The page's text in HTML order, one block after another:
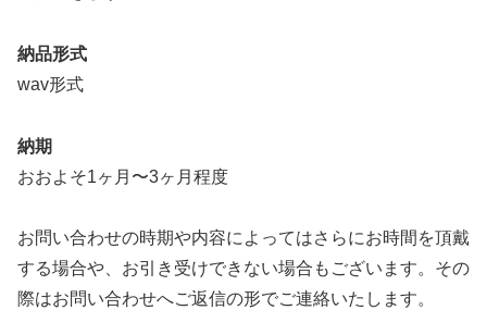
納品形式
wav形式
納期
おおよそ1ヶ月〜3ヶ月程度
お問い合わせの時期や内容によってはさらにお時間を頂戴
する場合や、お引き受けできない場合もございます。その
際はお問い合わせへご返信の形でご連絡いたします。